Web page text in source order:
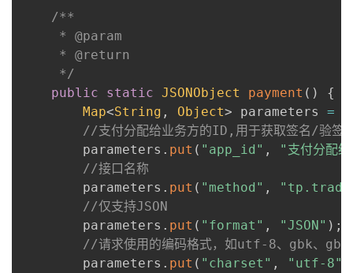
/**
     * @param
     * @return
     */
public
static JSONObject payment ( )
{
Map<String , Object> parameters =
//支付分配给业务方的ID,用于获取签名/验签
        parameters
. put ( "app_id" ,
"支付分配
//接口名称
        parameters
. put ( "method" ,
//仅支持JSON
        parameters
. put ( "format" , "JSON" ) ;
//请求使用的编码格式，如utf-8、gbk、
        parameters
. put ( "charset" , "utf-8"